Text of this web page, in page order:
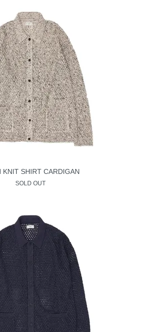
KNIT SHIRT CARDIGAN
SOLD OUT